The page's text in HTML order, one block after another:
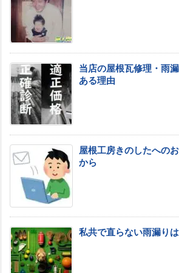
当店の屋根瓦修理・雨
ある理由
屋根工房きのしたへの
から
私共で直らない雨漏りは